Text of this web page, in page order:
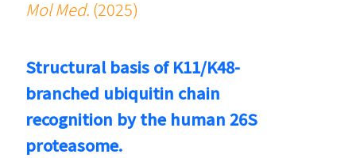
Mol Med. (2025)
Structural basis of K11/K48-
branched ubiquitin chain
recognition by the human 26S
proteasome.